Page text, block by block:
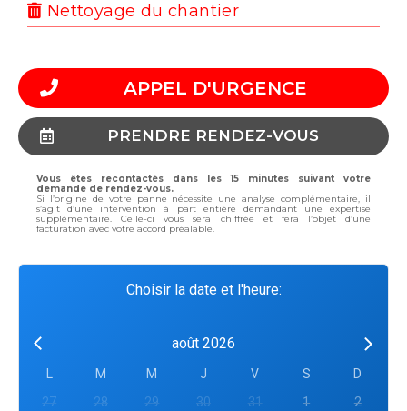
Nettoyage du chantier
APPEL D'URGENCE
PRENDRE RENDEZ-VOUS
Vous êtes recontactés dans les 15 minutes suivant votre
demande de rendez-vous.
Si l’origine de votre panne nécessite une analyse complémentaire, il
s’agit d’une intervention à part entière demandant une expertise
supplémentaire. Celle-ci vous sera chiffrée et fera l’objet d’une
facturation avec votre accord préalable.
Choisir la date et l'heure:
août 2026
M M J V S
D
27
28 29 30 31 1
2